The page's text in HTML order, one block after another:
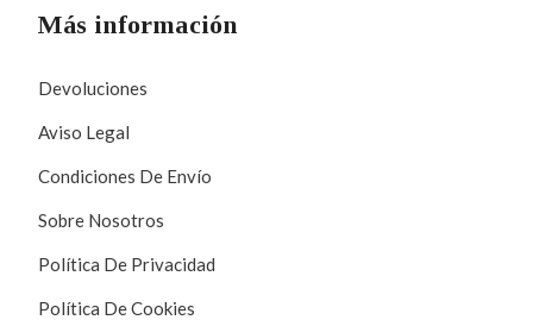
Más información
Devoluciones
Aviso Legal
Condiciones De Envío
Sobre Nosotros
Política De Privacidad
Política De Cookies